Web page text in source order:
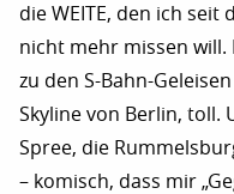
die WEITE, den ich seit
nicht mehr missen
zu den S-Bahn-
Skyline von Berlin, toll.
Spree, die
– komisch, dass mir